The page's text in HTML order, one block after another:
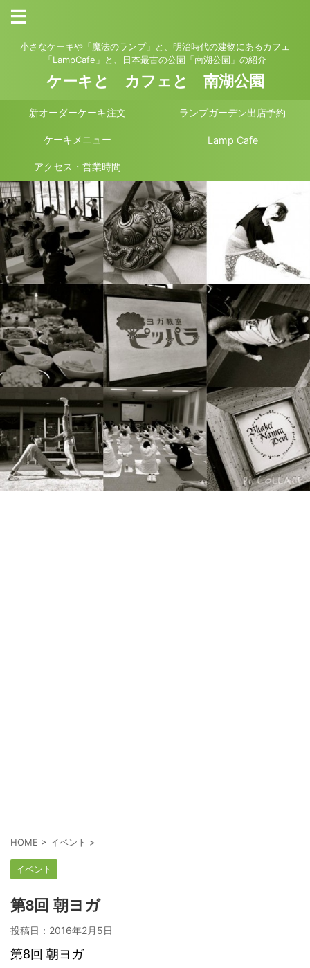
小さなケーキや「魔法のランプ」と、明治時代の建物にあるカフェ
「LampCafe」と、日本最古の公園「南湖公園」の紹介
ケーキと カフェと 南湖公園
新オーダーケーキ注文 ランプガーデン出店予約
ケーキメニュー Lamp Cafe
アクセス・営業時間
HOME > イベント >
イベント
第8回 朝ヨガ
投稿日： 2016年2月5日
第8回 朝ヨガ